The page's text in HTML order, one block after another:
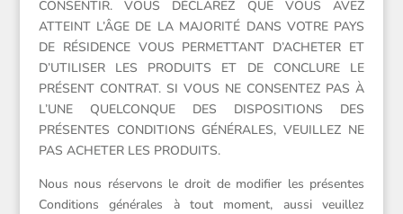
CONSENTIR. VOUS DÉCLAREZ QUE VOUS AVEZ
ATTEINT L’ÂGE DE LA MAJORITÉ DANS VOTRE PAYS
DE RÉSIDENCE VOUS PERMETTANT D’ACHETER ET
D’UTILISER LES PRODUITS ET DE CONCLURE LE
PRÉSENT CONTRAT. SI VOUS NE CONSENTEZ PAS À
L’UNE QUELCONQUE DES DISPOSITIONS DES
PRÉSENTES CONDITIONS GÉNÉRALES, VEUILLEZ NE
PAS ACHETER LES PRODUITS.
Nous nous réservons le droit de modifier les présentes
Conditions générales à tout moment, aussi veuillez